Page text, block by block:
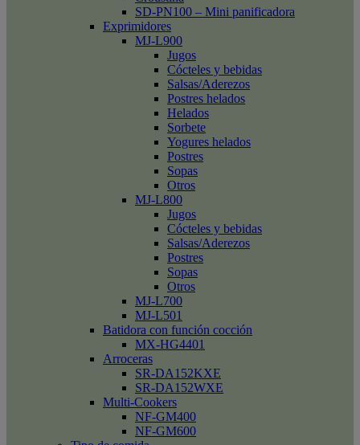
SD-PN100 – Mini panificadora
Exprimidores
MJ-L900
Jugos
Cócteles y bebidas
Salsas/Aderezos
Postres helados
Helados
Sorbete
Yogures helados
Postres
Sopas
Otros
MJ-L800
Jugos
Cócteles y bebidas
Salsas/Aderezos
Postres
Sopas
Otros
MJ-L700
MJ-L501
Batidora con función cocción
MX-HG4401
Arroceras
SR-DA152KXE
SR-DA152WXE
Multi-Cookers
NF-GM400
NF-GM600